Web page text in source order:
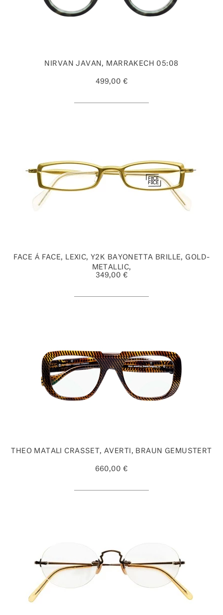
NIRVAN JAVAN, MARRAKECH 05:08
499,00 €
FACE Á FACE, LEXIC, Y2K BAYONETTA BRILLE, GOLD-
METALLIC,
349,00 €
THEO MATALI CRASSET, AVERTI, BRAUN GEMUSTERT
660,00 €